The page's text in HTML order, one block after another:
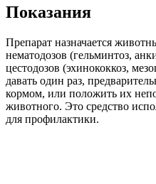
Показания
Препарат назначается
нематодозов (гельминтоз,
цестодозов (эхинококкоз,
давать один раз,
кормом, или положить их
животного. Это средство
для профилактики.